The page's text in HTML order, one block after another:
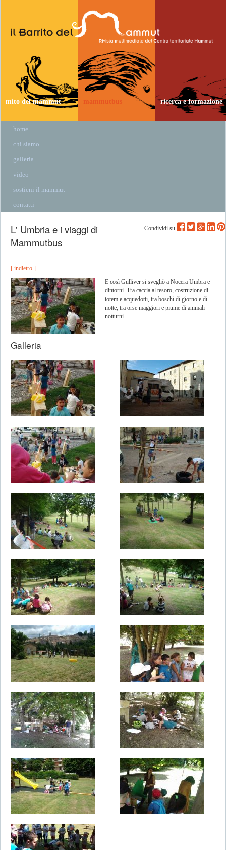
mito del mammut mammutbus ricerca e formazione
home
chi siamo
galleria
video
sostieni il mammut
contatti
Condividi su
L' Umbria e i viaggi di
Mammutbus
[ indietro ]
E così Gulliver si svegliò a Nocera Umbra e
dintorni. Tra caccia al tesoro, costruzione di
totem e acquedotti, tra boschi di giorno e di
notte, tra orse maggiori e piume di animali
notturni.
Galleria